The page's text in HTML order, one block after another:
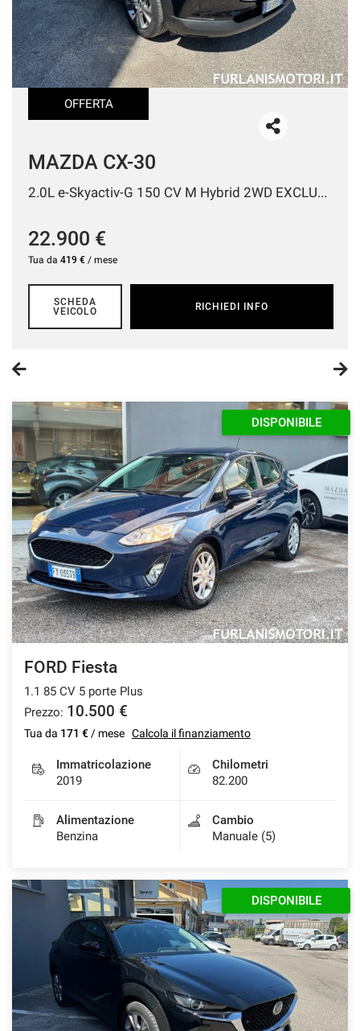
AREA COMMERCIANTI
OFFERTA
MAZDA CX-30
2.0L e-Skyactiv-G 150 CV M Hybrid 2WD EXCLUSIVE
22.900 €
Tua da 419 € / mese
SCHEDA
VEICOLO
RICHIEDI INFO
DISPONIBILE
FORD Fiesta
1.1 85 CV 5 porte Plus
Prezzo: 10.500 €
Tua da 171 € / mese Calcola il finanziamento
Immatricolazione
2019
Chilometri
82.200
Alimentazione
Benzina
Cambio
Manuale (5)
DISPONIBILE
tracciamento
che
adottiamo
per
offrire
le
funzionalità
attività
seguito
Per
ottenere
maggiori
sull'utilità
sul
di
questi
di
tracciamento
si
rimanda
alla
cookie
policy.
Puoi
rivedere
e
modificare
le
tue
scelte
in
momento.
Cookie necessari
Cookie delle preferenze
Cookie per il miglioramento dell'esperienza utente
Cookie analitici
Cookie di marketing